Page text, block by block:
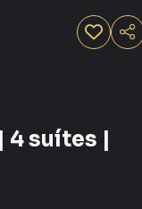
4 suítes |